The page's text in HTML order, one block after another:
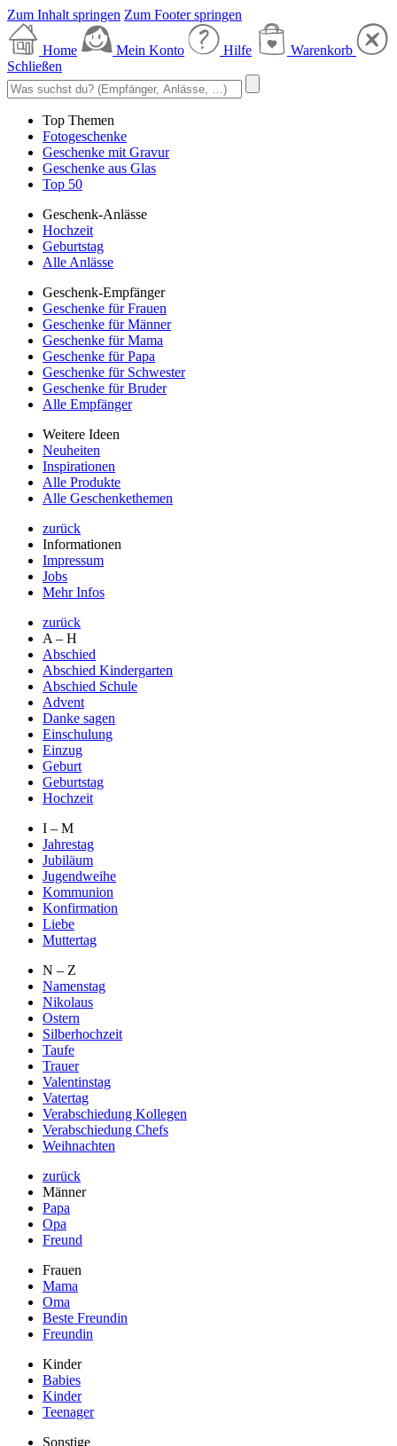
Zum Inhalt springen Zum Footer springen
Home Mein Konto Hilfe
Warenkorb
Schließen
Top Themen
Fotogeschenke
Geschenke mit Gravur
Geschenke aus Glas
Top 50
Geschenk-Anlässe
Hochzeit
Geburtstag
Alle Anlässe
Geschenk-Empfänger
Geschenke für Frauen
Geschenke für Männer
Geschenke für Mama
Geschenke für Papa
Geschenke für Schwester
Geschenke für Bruder
Alle Empfänger
Weitere Ideen
Neuheiten
Inspirationen
Alle Produkte
Alle Geschenkethemen
zurück
Informationen
Impressum
Jobs
Mehr Infos
zurück
A – H
Abschied
Abschied Kindergarten
Abschied Schule
Advent
Danke sagen
Einschulung
Einzug
Geburt
Geburtstag
Hochzeit
I – M
Jahrestag
Jubiläum
Jugendweihe
Kommunion
Konfirmation
Liebe
Muttertag
N – Z
Namenstag
Nikolaus
Ostern
Silberhochzeit
Taufe
Trauer
Valentinstag
Vatertag
Verabschiedung Kollegen
Verabschiedung Chefs
Weihnachten
zurück
Männer
Papa
Opa
Freund
Frauen
Mama
Oma
Beste Freundin
Freundin
Kinder
Babies
Kinder
Teenager
Sonstige